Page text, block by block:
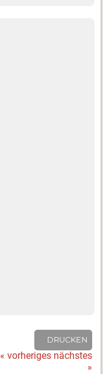
DRUCKEN
« vorheriges nächstes
»